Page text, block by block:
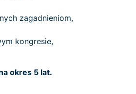
zagadnieniom,
kongresie,
okres 5 lat.